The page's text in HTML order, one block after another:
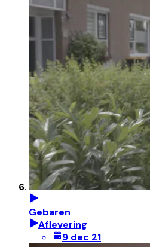
Gebaren
Aflevering
9 dec 21